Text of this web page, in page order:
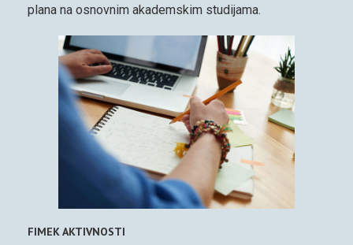
plana na osnovnim akademskim studijama.
FIMEK AKTIVNOSTI